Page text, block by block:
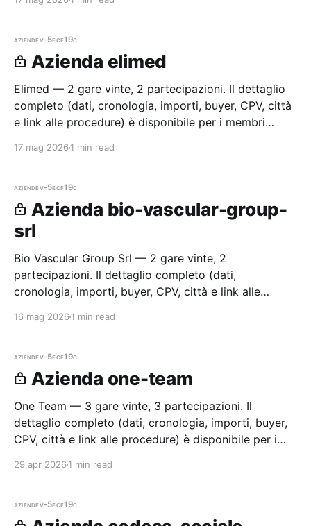
aziendev-5ecf19c
Azienda elimed
Elimed — 2 gare vinte, 2 partecipazioni. Il dettaglio
completo (dati, cronologia, importi, buyer, CPV, città
e link alle procedure) è disponibile per i membri
17 mag 2026 1 min read
aziendev-5ecf19c
Azienda bio-vascular-group-
srl
Bio Vascular Group Srl — 2 gare vinte, 2
partecipazioni. Il dettaglio completo (dati,
cronologia, importi, buyer, CPV, città e link alle
16 mag 2026 1 min read
aziendev-5ecf19c
Azienda one-team
One Team — 3 gare vinte, 3 partecipazioni. Il
dettaglio completo (dati, cronologia, importi, buyer,
CPV, città e link alle procedure) è disponibile per i
29 apr 2026 1 min read
aziendev-5ecf19c